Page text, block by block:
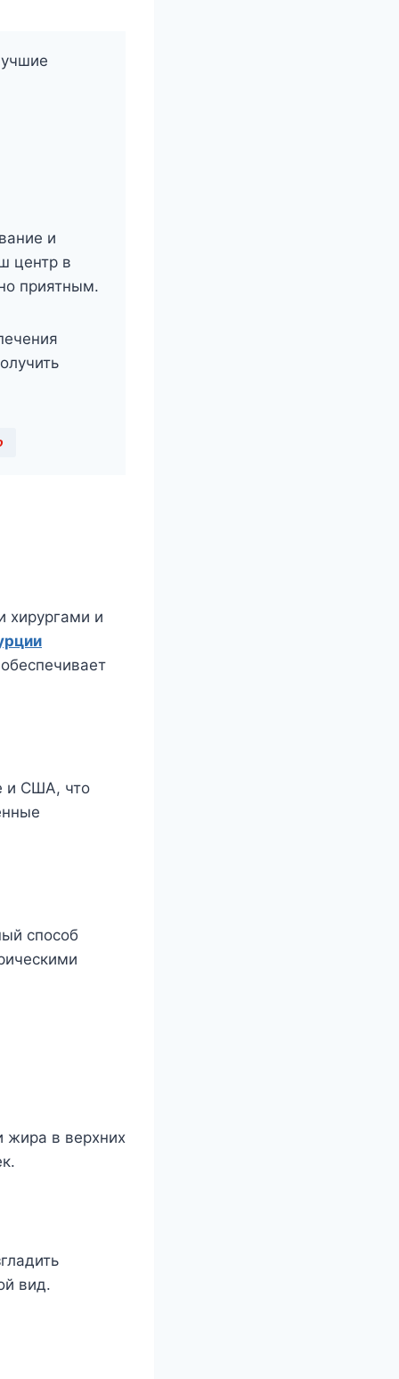
и
центр в
приятным.
хирургами и
и США, что
способ
жира в верхних
вид.